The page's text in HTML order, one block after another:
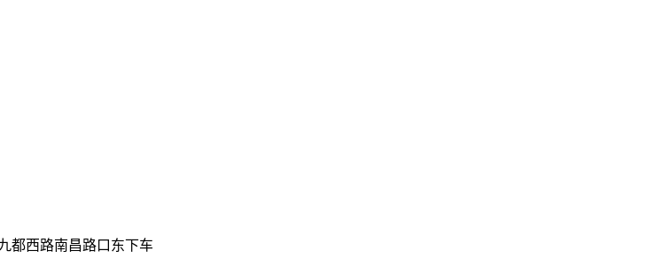
都西路南昌路口东下车